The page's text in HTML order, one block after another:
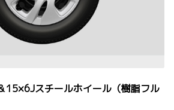
スチールホイール（樹脂フル